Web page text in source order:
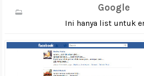
Google
Ini hanya list untuk